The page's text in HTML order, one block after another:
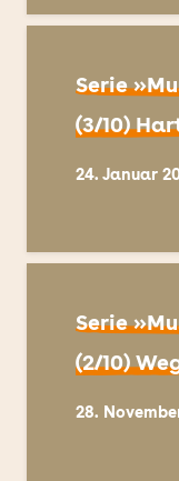
Serie
(3/10)
24. Januar
Serie
(2/10)
28.